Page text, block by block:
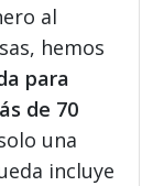
al
hemos
para
de 70
una
incluye